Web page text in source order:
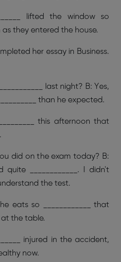
lifted the window so
they entered the house.
her essay in Business.
last night? B: Yes,
than he expected.
this afternoon that
did on the exam today? B:
____________. I didn't
the test.
eats so ____________ that
at the table.
injured in the accident,
now.